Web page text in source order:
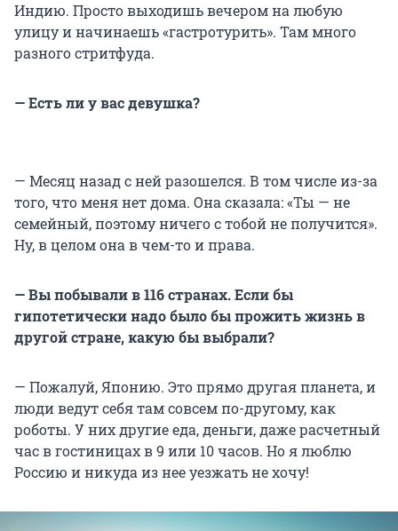
Индию. Просто выходишь вечером на любую
улицу и начинаешь «гастротурить». Там много
разного стритфуда.
— Есть ли у вас девушка?
— Месяц назад с ней разошелся. В том числе из-за
того, что меня нет дома. Она сказала: «Ты — не
семейный, поэтому ничего с тобой не получится».
Ну, в целом она в чем-то и права.
— Вы побывали в 116 странах. Если бы
гипотетически надо было бы прожить жизнь в
другой стране, какую бы выбрали?
— Пожалуй, Японию. Это прямо другая планета, и
люди ведут себя там совсем по-другому, как
роботы. У них другие еда, деньги, даже расчетный
час в гостиницах в 9 или 10 часов. Но я люблю
Россию и никуда из нее уезжать не хочу!